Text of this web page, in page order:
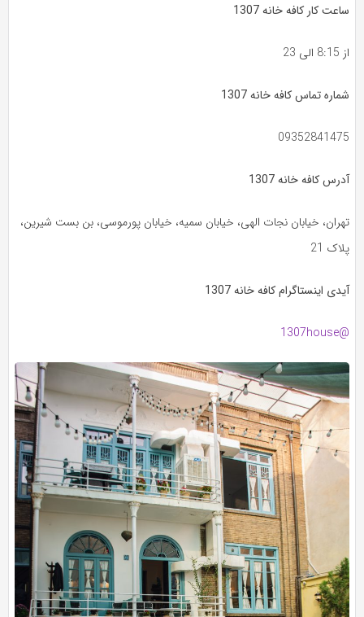
ساعت کار کافه خانه 1307
از 8:15 الی 23
شماره تماس کافه خانه 1307
09352841475
آدرس کافه خانه 1307
تهران، خیابان نجات الهی، خیابان سمیه، خیابان پورموسی، بن بست شیرین،
پلاک 21
آیدی اینستاگرام کافه خانه 1307
@1307house